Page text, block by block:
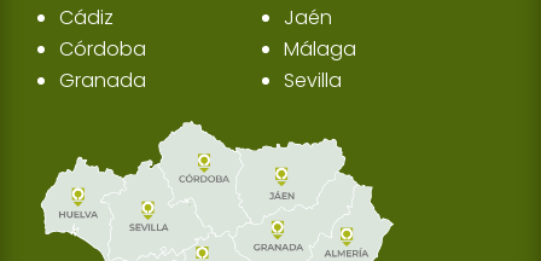
Cádiz
Córdoba
Granada
Jaén
Málaga
Sevilla